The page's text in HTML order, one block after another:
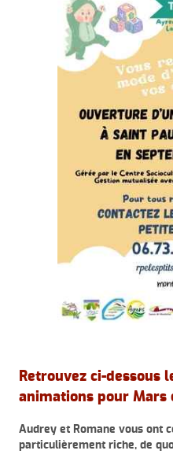
Retrouvez ci-dessous
animations pour Mars
Audrey et Romane vous ont
particulièrement riche, de